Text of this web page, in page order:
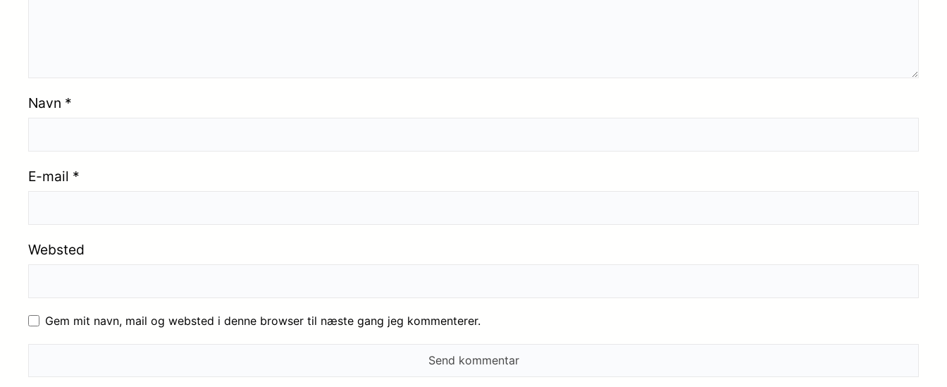
Navn *
E-mail *
Websted
Gem mit navn, mail og websted i denne browser til næste gang jeg kommenterer.